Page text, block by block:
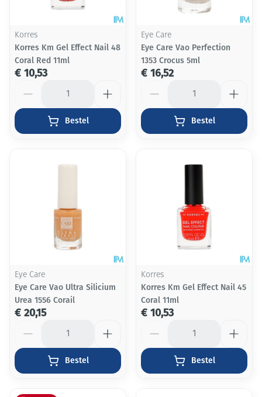
Korres
Korres Km Gel Effect Nail 48
Coral Red 11ml
€ 10,53
Bestel
Eye Care
Eye Care Vao Perfection
1353 Crocus 5ml
€ 16,52
Bestel
Eye Care
Eye Care Vao Ultra Silicium
Urea 1556 Corail
€ 20,15
Bestel
Korres
Korres Km Gel Effect Nail 45
Coral 11ml
€ 10,53
Bestel